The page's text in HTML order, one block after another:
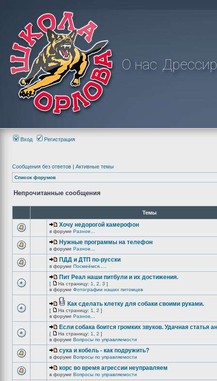
О нас
Вход Регистрация
Сообщения без ответов | Активные темы
Список форумов
Непрочитанные сообщения
Темы
Хочу недорогой камерофон
в форуме Разное...
Нужные программы на телефон
в форуме Разное...
ПДД и ДТП по-русски
в форуме Посмеёмся.....
Пит Реал наши питбули и их достижения.
[ На страницу: 1 2 3 ]
в форуме Фотографии наших питомцев
Как сделать клетку для собаки своими руками.
[ На страницу: 1 2 ]
в форуме Разное...
Если собака боится громких звуков. Удачная статья
[ На страницу: 1 2 ]
в форуме Вопросы по управляемости
сука и кобель - как подружить?
в форуме Вопросы по управляемости
корс во время агрессии неуправляем
в форуме Вопросы по управляемости